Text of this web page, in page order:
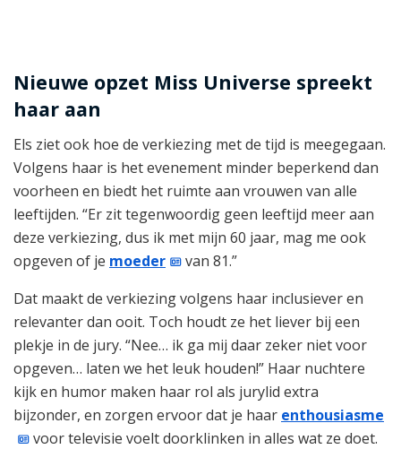
Nieuwe opzet Miss Universe spreekt
haar aan
Els ziet ook hoe de verkiezing met de tijd is meegegaan.
Volgens haar is het evenement minder beperkend dan
voorheen en biedt het ruimte aan vrouwen van alle
leeftijden. “Er zit tegenwoordig geen leeftijd meer aan
deze verkiezing, dus ik met mijn 60 jaar, mag me ook
opgeven of je moeder
van 81.”
Dat maakt de verkiezing volgens haar inclusiever en
relevanter dan ooit. Toch houdt ze het liever bij een
plekje in de jury. “Nee… ik ga mij daar zeker niet voor
opgeven… laten we het leuk houden!” Haar nuchtere
kijk en humor maken haar rol als jurylid extra
bijzonder, en zorgen ervoor dat je haar enthousiasme
voor televisie voelt doorklinken in alles wat ze doet.